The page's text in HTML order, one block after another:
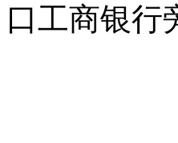
口工商银行